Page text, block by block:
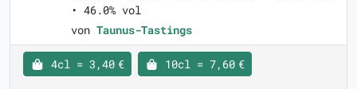
• 46.0% vol
von Taunus-Tastings
4cl = 3,40 € 10cl = 7,60 €